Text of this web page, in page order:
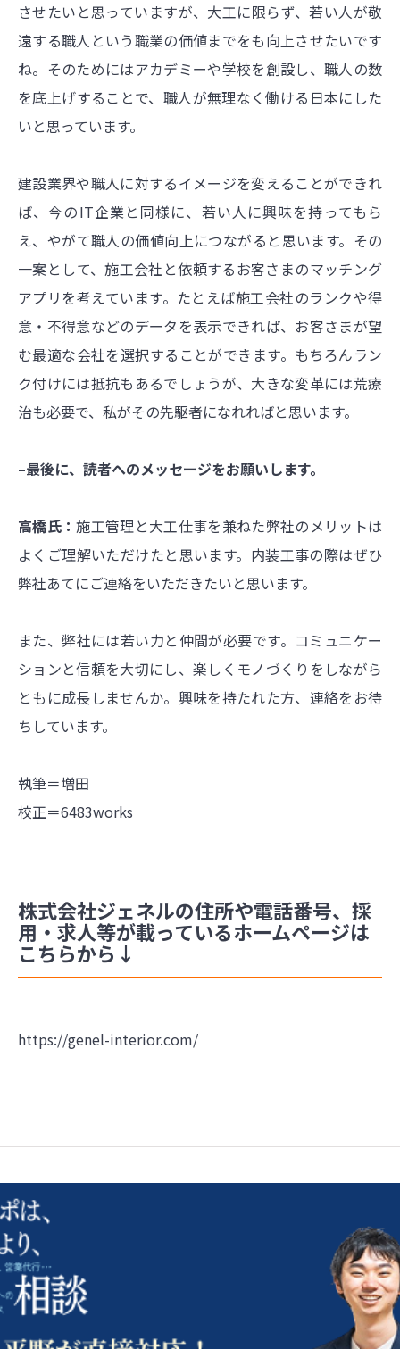
させたいと思っていますが、大工に限らず、若い人が敬
遠する職人という職業の価値までをも向上させたいです
ね。そのためにはアカデミーや学校を創設し、職人の数
を底上げすることで、職人が無理なく働ける日本にした
いと思っています。
建設業界や職人に対するイメージを変えることができれ
ば、今のIT企業と同様に、若い人に興味を持ってもら
え、やがて職人の価値向上につながると思います。その
一案として、施工会社と依頼するお客さまのマッチング
アプリを考えています。たとえば施工会社のランクや得
意・不得意などのデータを表示できれば、お客さまが望
む最適な会社を選択することができます。もちろんラン
ク付けには抵抗もあるでしょうが、大きな変革には荒療
治も必要で、私がその先駆者になれればと思います。
–最後に、読者へのメッセージをお願いします。
高橋氏：施工管理と大工仕事を兼ねた弊社のメリットは
よくご理解いただけたと思います。内装工事の際はぜひ
弊社あてにご連絡をいただきたいと思います。
また、弊社には若い力と仲間が必要です。コミュニケー
ションと信頼を大切にし、楽しくモノづくりをしながら
ともに成長しませんか。興味を持たれた方、連絡をお待
ちしています。
執筆＝増田
校正＝6483works
株式会社ジェネルの住所や電話番号、採
用・求人等が載っているホームページは
こちらから↓
https://genel-interior.com/